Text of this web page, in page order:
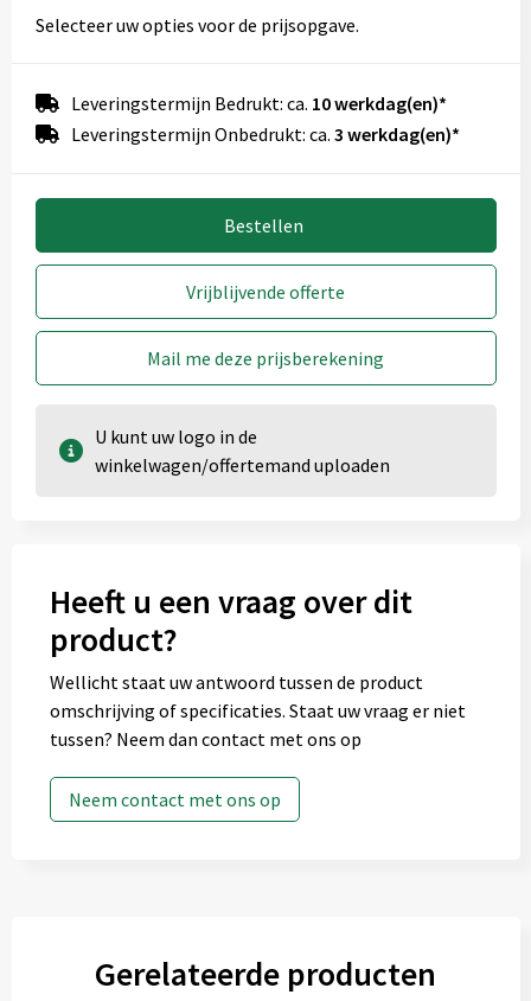
Selecteer uw opties voor de prijsopgave.
Leveringstermijn Bedrukt: ca. 10 werkdag(en)*
Leveringstermijn Onbedrukt: ca. 3 werkdag(en)*
Bestellen
Vrijblijvende offerte
Mail me deze prijsberekening
U kunt uw logo in de
winkelwagen/offertemand uploaden
Heeft u een vraag over dit
product?
Wellicht staat uw antwoord tussen de product
omschrijving of specificaties. Staat uw vraag er niet
tussen? Neem dan contact met ons op
Neem contact met ons op
Gerelateerde producten